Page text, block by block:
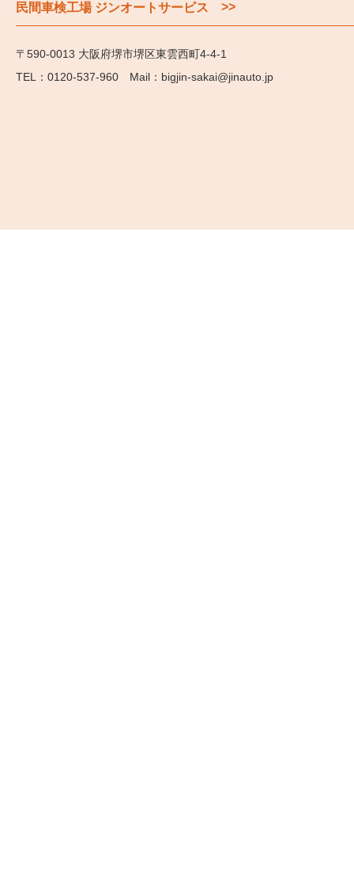
民間車検工場 ジンオートサービス >>
〒590-0013 大阪府堺市堺区東雲西町4-4-1
0120-537-960
bigjin-sakai@jinauto.jp